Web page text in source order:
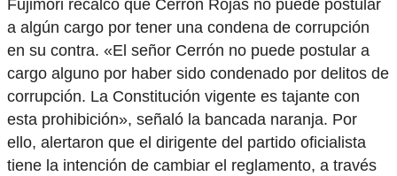
Fujimori recalcó que Cerrón Rojas no puede postular
a algún cargo por tener una condena de corrupción
en su contra. «El señor Cerrón no puede postular a
cargo alguno por haber sido condenado por delitos de
corrupción. La Constitución vigente es tajante con
esta prohibición», señaló la bancada naranja. Por
ello, alertaron que el dirigente del partido oficialista
tiene la intención de cambiar el reglamento, a través